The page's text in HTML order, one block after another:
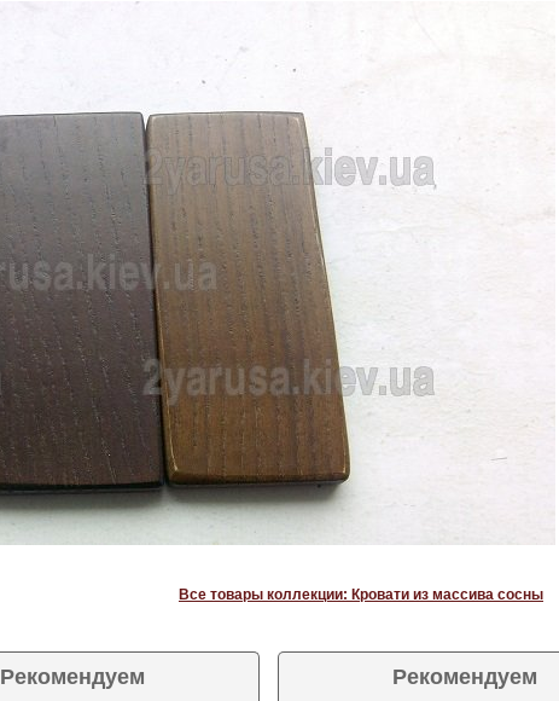
Все товары коллекции: Кровати из массива сосны
Рекомендуем Рекомендуем